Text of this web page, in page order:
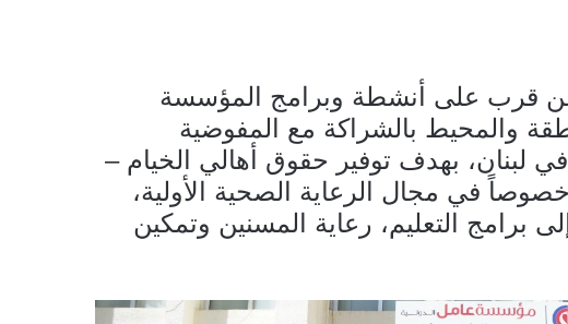
قرب على أنشطة وبرامج المؤسسة
والمحيط بالشراكة مع المفوضية
في لبنان، بهدف توفير حقوق أهالي الخيام –
في مجال الرعاية الصحية الأولية،
برامج التعليم، رعاية المسنين وتمكين